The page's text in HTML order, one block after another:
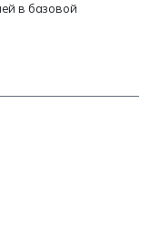
в базовой